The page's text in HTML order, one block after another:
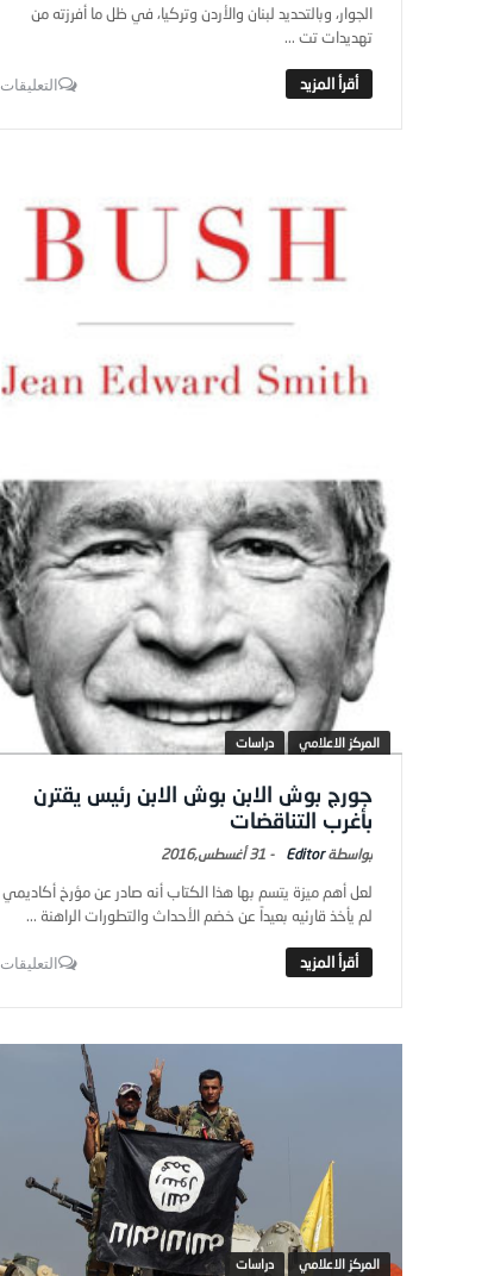
الجوار، وبالتحديد لبنان والأردن وتركيا، في ظل ما أفرزته من
تهديدات تت ...
التعليقات
المركز الاعلامي دراسات
جورج بوش الابن بوش الابن رئيس يقترن
بأغرب التناقضات
Editor
- 31 أغسطس,2016
لعل أهم ميزة يتسم بها هذا الكتاب أنه صادر عن مؤرخ أكاديمي
لم يأخذ قارئيه بعيداً عن خضم الأحداث والتطورات الراهنة ...
التعليقات
المركز الاعلامي دراسات